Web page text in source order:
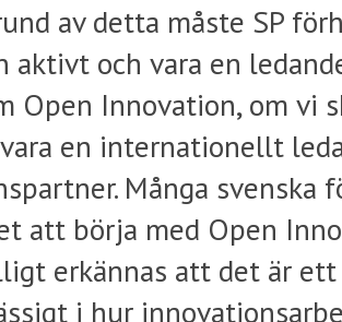
av detta måste SP
aktivt och vara en
Open Innovation, om vi
en internationellt
Många svenska
att börja med Open
erkännas att det är
i hur